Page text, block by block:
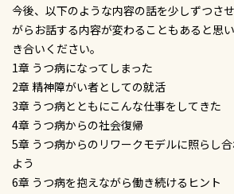
今後、以下のような内容の話を少しずつさ
がらお話する内容が変わることもあると思
き合いください。
1章 うつ病になってしまった
2章 精神障がい者としての就活
3章 うつ病とともにこんな仕事をしてきた
4章 うつ病からの社会復帰
5章 うつ病からのリワークモデルに照らし
よう
6章 うつ病を抱えながら働き続けるヒント